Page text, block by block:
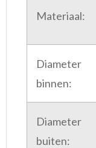
Materiaal:
Diameter
binnen:
Diameter
buiten: